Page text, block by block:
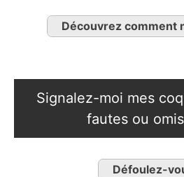
Découvrez comment
Signalez-moi mes
fautes ou
Défoulez-